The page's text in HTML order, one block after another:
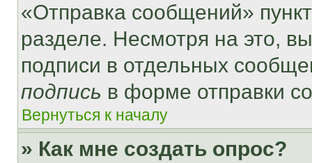
«Отправка сообщений»
разделе. Несмотря на это,
подписи в отдельных
подпись в форме отправки
Вернуться к началу
» Как мне создать опрос?